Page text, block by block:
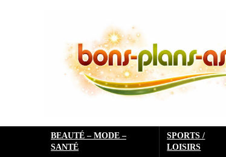
BEAUTÉ – MODE –
SANTÉ
SPORTS /
LOISIRS